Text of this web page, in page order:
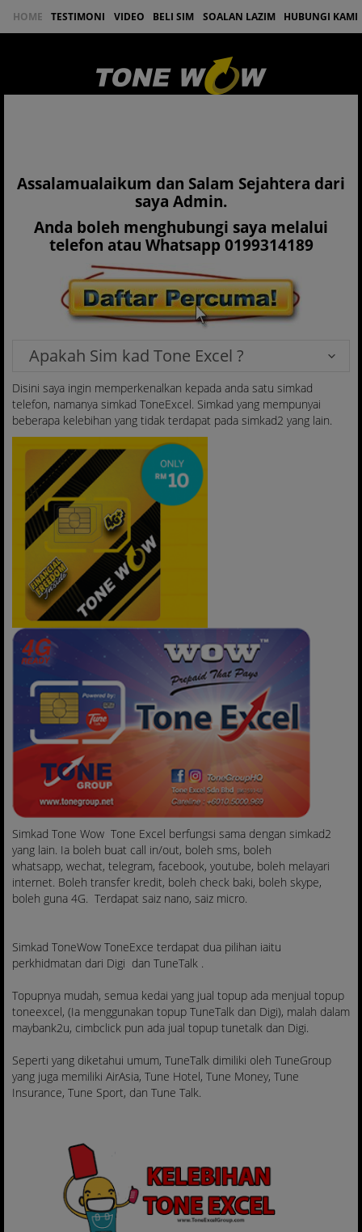
HOME TESTIMONI VIDEO BELI SIM SOALAN LAZIM HUBUNGI KAMI
Assalamualaikum dan Salam Sejahtera dari
saya Admin.
Anda boleh menghubungi saya melalui
telefon atau Whatsapp 0199314189
Apakah Sim kad Tone Excel ?
Disini saya ingin memperkenalkan kepada anda satu simkad
telefon, namanya simkad ToneExcel. Simkad yang mempunyai
beberapa kelebihan yang tidak terdapat pada simkad2 yang lain.
Simkad Tone Wow Tone Excel berfungsi sama dengan simkad2
yang lain. Ia boleh buat call in/out, boleh sms, boleh
whatsapp, wechat, telegram, facebook, youtube, boleh melayari
internet. Boleh transfer kredit, boleh check baki, boleh skype,
boleh guna 4G. Terdapat saiz nano, saiz micro.
Simkad ToneWow ToneExce terdapat dua pilihan iaitu
perkhidmatan dari Digi dan TuneTalk .
Topupnya mudah, semua kedai yang jual topup ada menjual topup
toneexcel, (Ia menggunakan topup TuneTalk dan Digi), malah dalam
maybank2u, cimbclick pun ada jual topup tunetalk dan Digi.
Seperti yang diketahui umum, TuneTalk dimiliki oleh TuneGroup
yang juga memiliki AirAsia, Tune Hotel, Tune Money, Tune
Insurance, Tune Sport, dan Tune Talk.